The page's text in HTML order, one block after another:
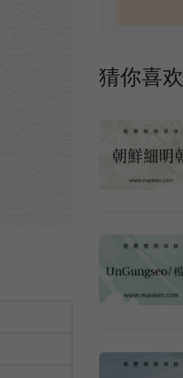
猜你喜欢